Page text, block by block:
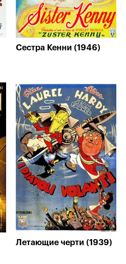
Сестра Кенни (1946)
Летающие черти (1939)